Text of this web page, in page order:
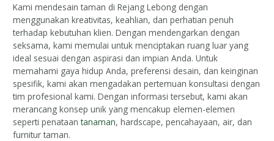
Kami mendesain taman di Rejang Lebong dengan
menggunakan kreativitas, keahlian, dan perhatian penuh
terhadap kebutuhan klien. Dengan mendengarkan dengan
seksama, kami memulai untuk menciptakan ruang luar yang
ideal sesuai dengan aspirasi dan impian Anda. Untuk
memahami gaya hidup Anda, preferensi desain, dan keinginan
spesifik, kami akan mengadakan pertemuan konsultasi dengan
tim profesional kami. Dengan informasi tersebut, kami akan
merancang konsep unik yang mencakup elemen-elemen
seperti penataantanaman, hardscape, pencahayaan, air, dan
furnitur taman.